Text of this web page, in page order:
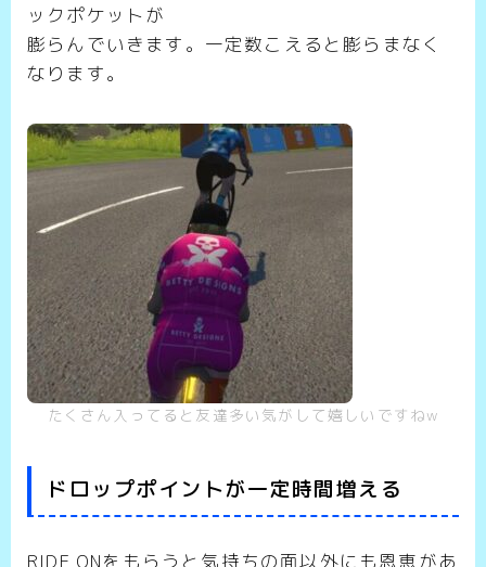
ックポケットが
膨らんでいきます。一定数こえると膨らまなく
なります。
たくさん入ってると友達多い気がして嬉しいですねw
ドロップポイントが一定時間増える
RIDE ONをもらうと気持ちの面以外にも恩恵があ